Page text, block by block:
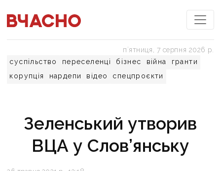
суспільство переселенці бізнес війна
гранти
корупція
нардепи відео спецпроєкти
пʼятниця, 7 серпня 2026 р.
Зеленський утворив
ВЦА у Слов’янську